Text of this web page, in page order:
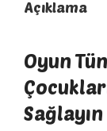
Açıklama
Oyun
Sağlayın